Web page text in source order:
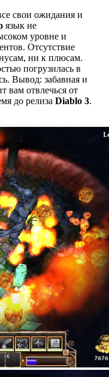
свои ожидания и
язык не
уровне и
Отсутствие
ни к плюсам.
погрузилась в
Вывод: забавная и
вам отвлечься от
до релиза Diablo 3.